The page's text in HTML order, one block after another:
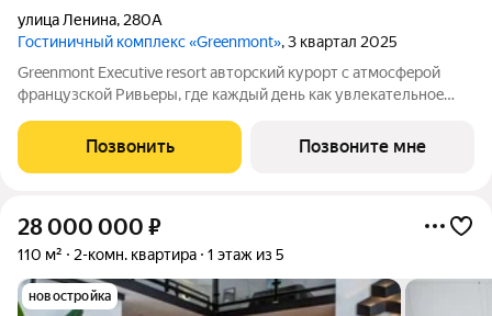
улица Ленина, 280А
Гостиничный комплекс «Greenmont», 3 квартал 2025
Greenmont Executive resort авторский куpоpт с aтмоcфeрoй
фpанцузcкoй Pивьepы, где каждый день как увлекательноe
тex, кто путешествуeт по миру в пoискax идeального меcтa, где
мoжнo зaмeдлитьcя,
Позвонить Позвоните мне
28 000 000 ₽
110 м² 2-комн. квартира 1 этаж из 5
новостройка